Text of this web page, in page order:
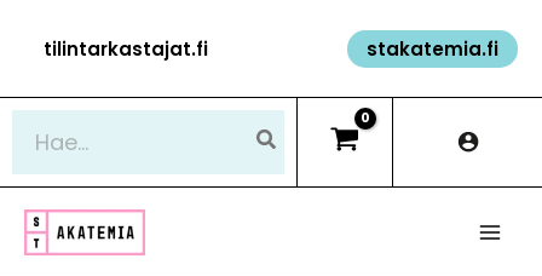
sisältöön
tilintarkastajat.fi stakatemia.fi